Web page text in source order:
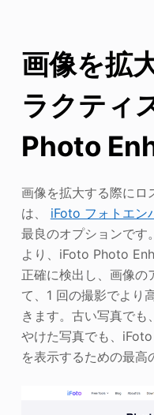
画像を拡
ラクティ
Photo
画像を拡大する際にロ
は、 iFoto フォトエン
最良のオプションです
より、iFoto Photo
正確に検出し、画像の
て、1 回の撮影でより
きます。古い写真で
やけた写真でも、
を表示するための最高